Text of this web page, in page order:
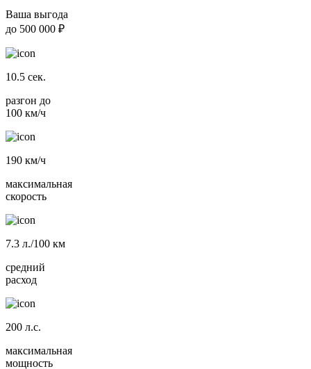
Ваша выгода
до 500 000 ₽
10.5 сек.
разгон до
100 км/ч
190 км/ч
максимальная
скорость
7.3 л./100 км
средний
расход
200 л.с.
максимальная
мощность